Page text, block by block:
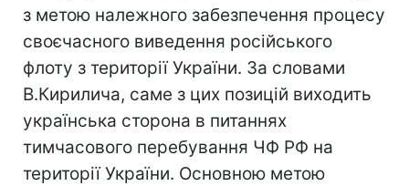
з метою належного забезпечення процесу
своєчасного виведення російського
флоту з території України. За словами
В.Кирилича, саме з цих позицій виходить
українська сторона в питаннях
тимчасового перебування ЧФ РФ на
території України. Основною метою